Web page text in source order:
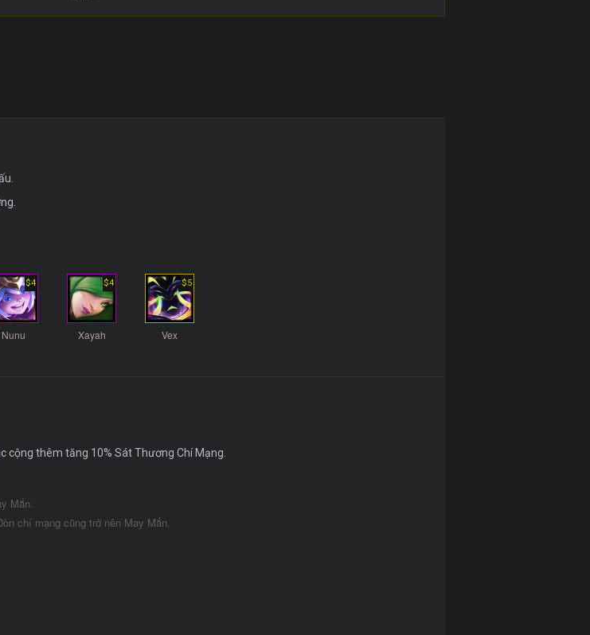
$4
Nunu
$4
Xayah
$5
Vex
cộng thêm tăng 10% Sát Thương Chí Mạng.
Mắn.
chí mạng cũng trở nên May Mắn.